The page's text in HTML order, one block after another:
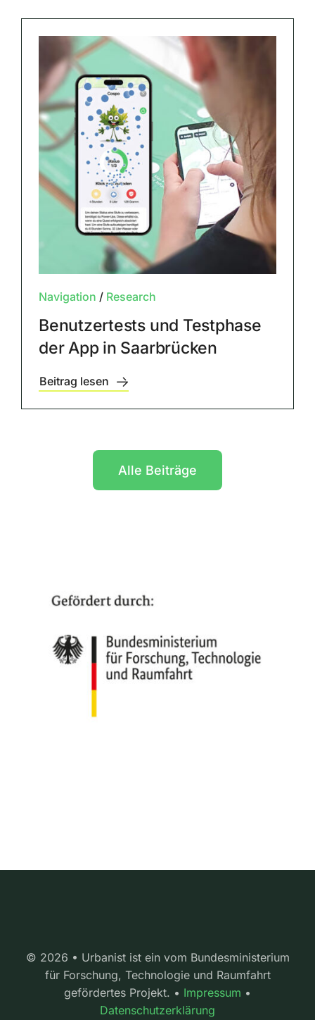
Navigation / Research
Benutzertests und Testphase
der App in Saarbrücken
Beitrag lesen
Alle Beiträge
© 2026 • Urbanist ist ein vom Bundesministerium
für Forschung, Technologie und Raumfahrt
gefördertes Projekt. • Impressum •
Datenschutzerklärung